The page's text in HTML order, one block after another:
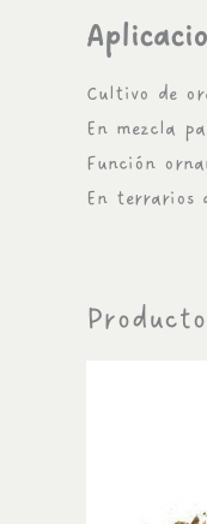
Cultivo de
En mezcla
Función
En terrarios